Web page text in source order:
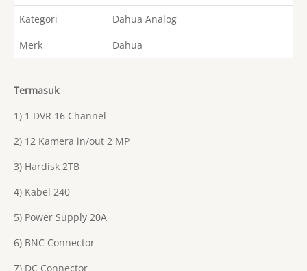
Kategori
Dahua Analog
Merk
Dahua
Termasuk
1) 1 DVR 16 Channel
2) 12 Kamera in/out 2 MP
3) Hardisk 2TB
4) Kabel 240
5) Power Supply 20A
6) BNC Connector
7) DC Connector